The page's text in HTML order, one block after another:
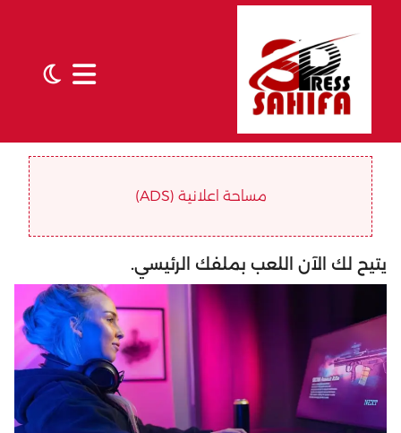
مساحة اعلانية (ADS)
يتيح لك الآن اللعب بملفك الرئيسي.